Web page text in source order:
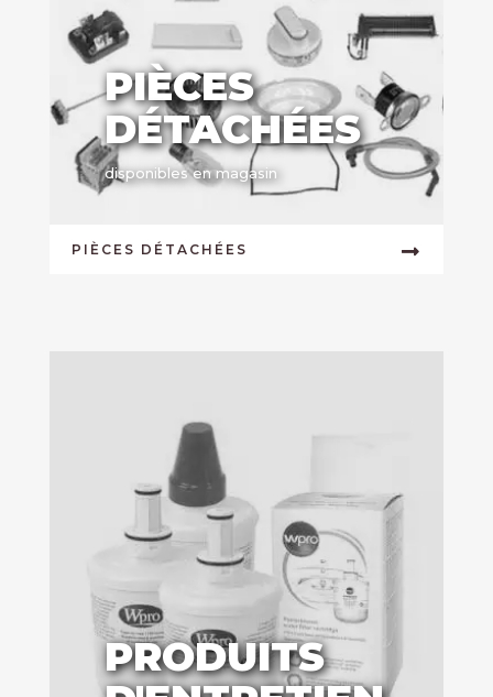
PIÈCES
DÉTACHÉES
disponibles en magasin
PIÈCES DÉTACHÉES
PRODUITS